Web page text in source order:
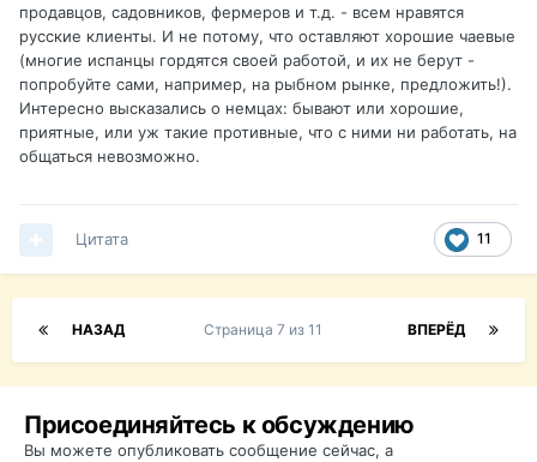
продавцов, садовников, фермеров и т.д. - всем нравятся
русские клиенты. И не потому, что оставляют хорошие чаевые
(многие испанцы гордятся своей работой, и их не берут -
попробуйте сами, например, на рыбном рынке, предложить!).
Интересно высказались о немцах: бывают или хорошие,
приятные, или уж такие противные, что с ними ни работать, на
общаться невозможно.
11
Цитата
НАЗАД ВПЕРЁД
Страница 7 из 11
Присоединяйтесь к обсуждению
Вы можете опубликовать сообщение сейчас, а